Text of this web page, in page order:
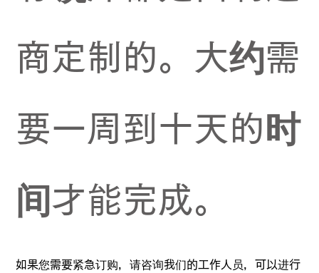
商定制的。大约需
要一周到十天的时
间才能完成。
如果您需要紧急订购，请咨询我们的工作人员，可以进行